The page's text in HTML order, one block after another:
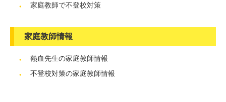
家庭教師で不登校対策
家庭教師情報
熱血先生の家庭教師情報
不登校対策の家庭教師情報